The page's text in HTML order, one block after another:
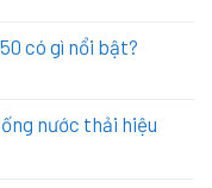
có gì nổi bật?
nước thải hiệu